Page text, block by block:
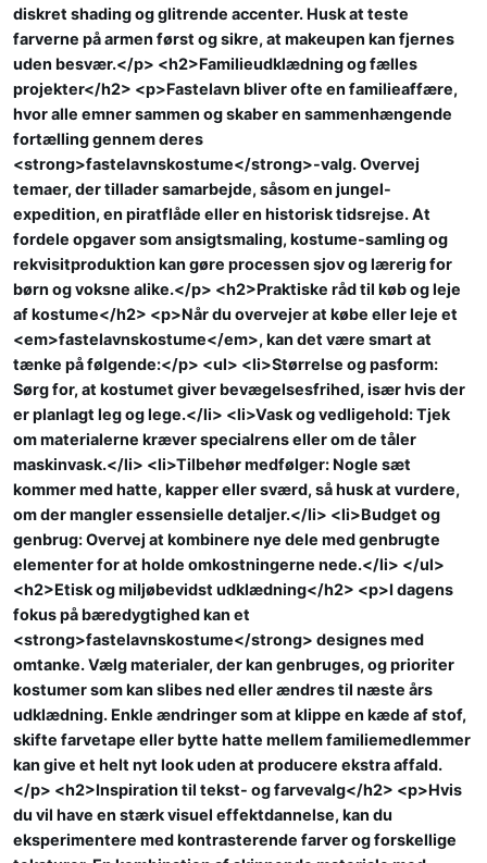
diskret shading og glitrende accenter. Husk at teste
farverne på armen først og sikre, at makeupen kan fjernes
uden besvær.</p> <h2>Familieudklædning og fælles
projekter</h2> <p>Fastelavn bliver ofte en familieaffære,
hvor alle emner sammen og skaber en sammenhængende
fortælling gennem deres
<strong>fastelavnskostume</strong>-valg. Overvej
temaer, der tillader samarbejde, såsom en jungel-
expedition, en piratflåde eller en historisk tidsrejse. At
fordele opgaver som ansigtsmaling, kostume-samling og
rekvisitproduktion kan gøre processen sjov og lærerig for
børn og voksne alike.</p> <h2>Praktiske råd til køb og leje
af kostume</h2> <p>Når du overvejer at købe eller leje et
<em>fastelavnskostume</em>, kan det være smart at
tænke på følgende:</p> <ul> <li>Størrelse og pasform:
Sørg for, at kostumet giver bevægelsesfrihed, især hvis der
er planlagt leg og lege.</li> <li>Vask og vedligehold: Tjek
om materialerne kræver specialrens eller om de tåler
maskinvask.</li> <li>Tilbehør medfølger: Nogle sæt
kommer med hatte, kapper eller sværd, så husk at vurdere,
om der mangler essensielle detaljer.</li> <li>Budget og
genbrug: Overvej at kombinere nye dele med genbrugte
elementer for at holde omkostningerne nede.</li> </ul>
<h2>Etisk og miljøbevidst udklædning</h2> <p>I dagens
fokus på bæredygtighed kan et
<strong>fastelavnskostume</strong> designes med
omtanke. Vælg materialer, der kan genbruges, og prioriter
kostumer som kan slibes ned eller ændres til næste års
udklædning. Enkle ændringer som at klippe en kæde af stof,
skifte farvetape eller bytte hatte mellem familiemedlemmer
kan give et helt nyt look uden at producere ekstra affald.
</p> <h2>Inspiration til tekst- og farvevalg</h2> <p>Hvis
du vil have en stærk visuel effektdannelse, kan du
eksperimentere med kontrasterende farver og forskellige